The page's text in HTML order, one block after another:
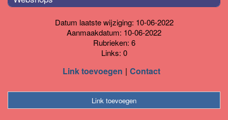
Datum laatste wijziging: 10-06-2022
Aanmaakdatum: 10-06-2022
Rubrieken: 6
Links: 0
Link toevoegen Contact
Link toevoegen